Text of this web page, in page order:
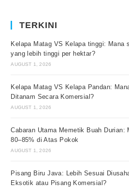
TERKINI
Kelapa Matag VS Kelapa tinggi: Mana
yang lebih tinggi per hektar?
AUGUST 1, 2026
Kelapa Matag VS Kelapa Pandan:
Ditanam Secara Komersial?
AUGUST 1, 2026
Cabaran Utama Memetik Buah Durian:
80–85% di Atas Pokok
AUGUST 1, 2026
Pisang Biru Java: Lebih Sesuai
Eksotik atau Pisang Komersial?